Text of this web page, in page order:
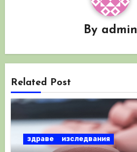
By admin
Related Post
здраве изследвания